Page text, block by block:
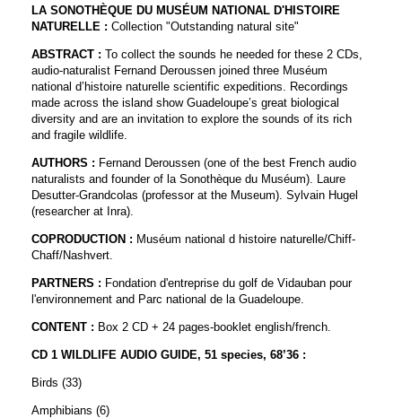
LA SONOTHÈQUE DU MUSÉUM NATIONAL D'HISTOIRE
NATURELLE : Collection "Outstanding natural site"
ABSTRACT : To collect the sounds he needed for these 2 CDs,
audio-naturalist Fernand Deroussen joined three Muséum
national d’histoire naturelle scientific expeditions. Recordings
made across the island show Guadeloupe’s great biological
diversity and are an invitation to explore the sounds of its rich
and fragile wildlife.
AUTHORS : Fernand Deroussen (one of the best French audio
naturalists and founder of la Sonothèque du Muséum). Laure
Desutter-Grandcolas (professor at the Museum). Sylvain Hugel
(researcher at Inra).
COPRODUCTION : Muséum national d histoire naturelle/Chiff-
Chaff/Nashvert.
PARTNERS : Fondation d'entreprise du golf de Vidauban pour
l'environnement and Parc national de la Guadeloupe.
CONTENT : Box 2 CD + 24 pages-booklet english/french.
CD 1 WILDLIFE AUDIO GUIDE, 51 species, 68’36 :
Birds (33)
Amphibians (6)